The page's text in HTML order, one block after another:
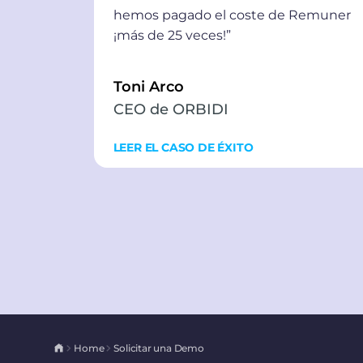
hemos pagado el coste de Remuner
¡más de 25 veces!”
Toni Arco
CEO de ORBIDI
LEER EL CASO DE ÉXITO
Home Solicitar una Demo